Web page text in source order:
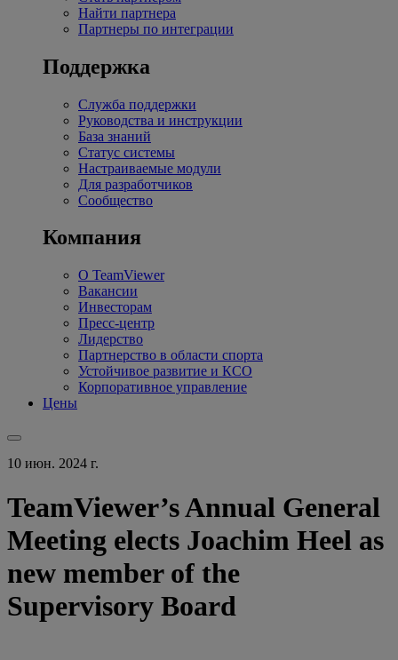
Найти партнера
Партнеры по интеграции
Поддержка
Служба поддержки
Руководства и инструкции
База знаний
Статус системы
Настраиваемые модули
Для разработчиков
Сообщество
Компания
О TeamViewer
Вакансии
Инвесторам
Пресс-центр
Лидерство
Партнерство в области спорта
Устойчивое развитие и КСО
Корпоративное управление
Цены
10 июн. 2024 г.
TeamViewer’s Annual General
Meeting elects Joachim Heel as
new member of the
Supervisory Board